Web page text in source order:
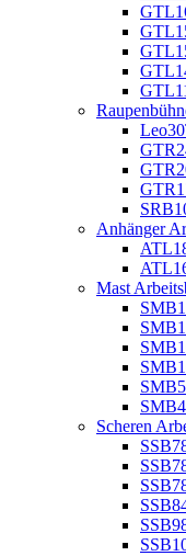
Anhänger
Mast
Scheren